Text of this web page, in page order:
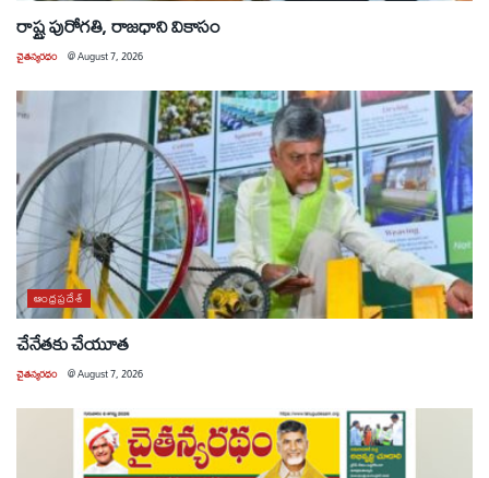
రాష్ట్ర పురోగతి, రాజధాని వికాసం
చైతన్యరధం @August 7, 2026
ఆంధ్రప్రదేశ్
చేనేతకు చేయూత
చైతన్యరధం @August 7, 2026